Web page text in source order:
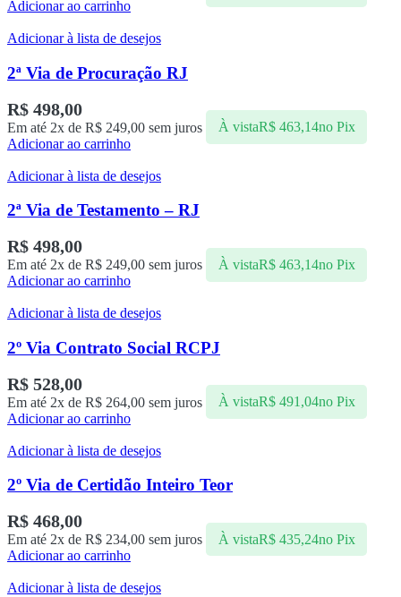
Adicionar ao carrinho
Adicionar à lista de desejos
2ª Via de Procuração RJ
R$ 498,00
Em até 2x de R$ 249,00 sem juros À vistaR$463,14no Pix
Adicionar ao carrinho
Adicionar à lista de desejos
2ª Via de Testamento – RJ
R$ 498,00
Em até 2x de R$ 249,00 sem juros À vistaR$463,14no Pix
Adicionar ao carrinho
Adicionar à lista de desejos
2º Via Contrato Social RCPJ
R$ 528,00
Em até 2x de R$ 264,00 sem juros À vistaR$491,04no Pix
Adicionar ao carrinho
Adicionar à lista de desejos
2º Via de Certidão Inteiro Teor
R$ 468,00
Em até 2x de R$ 234,00 sem juros À vistaR$435,24no Pix
Adicionar ao carrinho
Adicionar à lista de desejos